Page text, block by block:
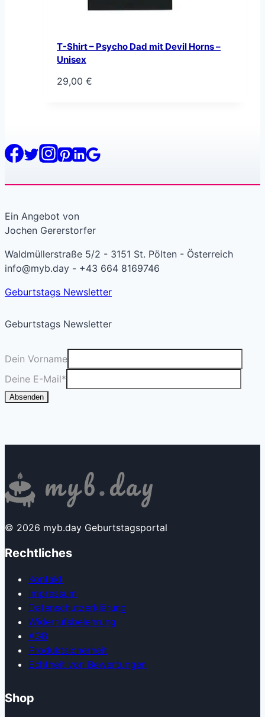
T-Shirt – Psycho Dad mit Devil Horns –
Unisex
29,00 €
Ein Angebot von
Jochen Gererstorfer
Waldmüllerstraße 5/2 - 3151 St. Pölten - Österreich
info@myb.day - +43 664 8169746
Geburtstags Newsletter
Geburtstags Newsletter
Dein Vorname
Deine E-Mail*
Absenden
© 2026 myb.day Geburtstagsportal
Rechtliches
Kontakt
Impressum
Datenschutzerklärung
Widerrufsbelehrung
AGB
Produkt­sicherheit
Echtheit von Bewertungen
Shop